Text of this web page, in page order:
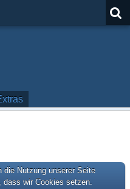
die Nutzung unserer Seite
dass wir Cookies setzen.